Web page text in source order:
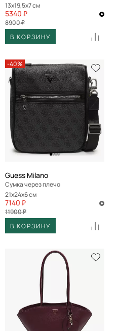
13x19,5x7 см
5340 ₽
8900 ₽
В КОРЗИНУ
-40%
Guess Milano
Сумка через плечо
21x24x6 см
7140 ₽
11900 ₽
В КОРЗИНУ